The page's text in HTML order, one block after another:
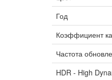
Год
Коэффициент
Частота
HDR - High